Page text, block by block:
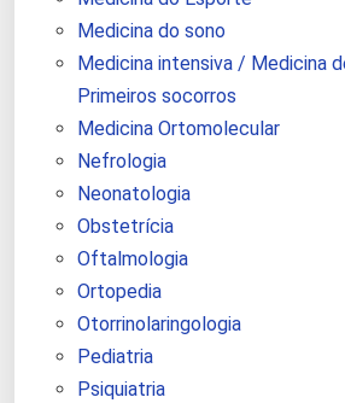
Medicina do sono
Medicina intensiva / Medicina
Primeiros socorros
Medicina Ortomolecular
Nefrologia
Neonatologia
Obstetrícia
Oftalmologia
Ortopedia
Otorrinolaringologia
Pediatria
Psiquiatria